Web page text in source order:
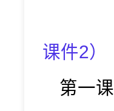
课件2）
第一课